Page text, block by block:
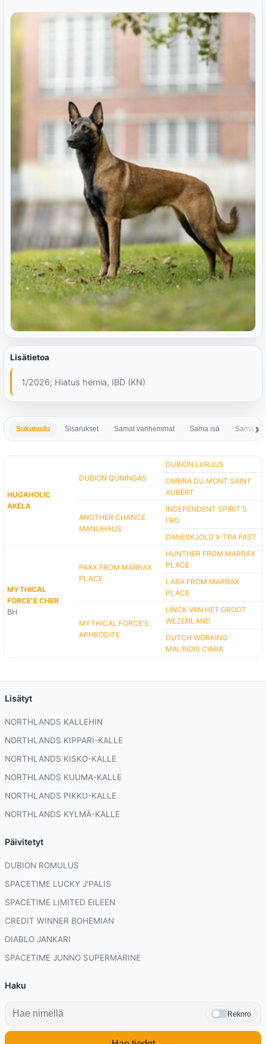
Lisätietoa
1/2026; Hiatus hernia, IBD (KN)
Sukutaulu Sisarukset Samat vanhemmat Sama isä Sama
HUGAHOLIC
AKELA
DUBION QUNINGAS
DUBION LURJUS
OMBRA DU MONT SAINT
AUBERT
ANOTHER CHANCE
MANLIHAUS
INDEPENDENT SPIRIT'S
I'RO
DANESKJOLD X-TRA FAST
MYTHICAL
FORCE'S CHER
BH
PAXX FROM MARRAX
PLACE
HUNTHER FROM MARRAX
PLACE
LARA FROM MARRAX
PLACE
MYTHICAL FORCE'S
APHRODITE
LINCK VAN HET GROOT
WEZENLAND
DUTCH WORKING
MALINOIS CIARA
Lisätyt
NORTHLANDS KALLEHIN
NORTHLANDS KIPPARI-KALLE
NORTHLANDS KISKO-KALLE
NORTHLANDS KUUMA-KALLE
NORTHLANDS PIKKU-KALLE
NORTHLANDS KYLMÄ-KALLE
Päivitetyt
DUBION ROMULUS
SPACETIME LUCKY J'PALIS
SPACETIME LIMITED EILEEN
CREDIT WINNER BOHEMIAN
DIABLO JANKARI
SPACETIME JUNNO SUPERMARINE
Haku
Reknro